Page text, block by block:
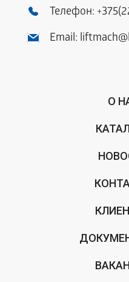
Телефон:
Email:
О